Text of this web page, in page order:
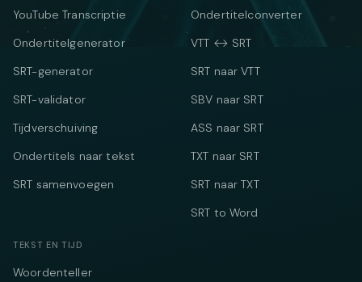
YouTube Transcriptie
Ondertitelgenerator
SRT-generator
SRT-validator
Tijdverschuiving
Ondertitels naar tekst
SRT samenvoegen
Ondertitelconverter
VTT ↔ SRT
SRT naar VTT
SBV naar SRT
ASS naar SRT
TXT naar SRT
SRT naar TXT
SRT to Word
TEKST EN TIJD
Woordenteller